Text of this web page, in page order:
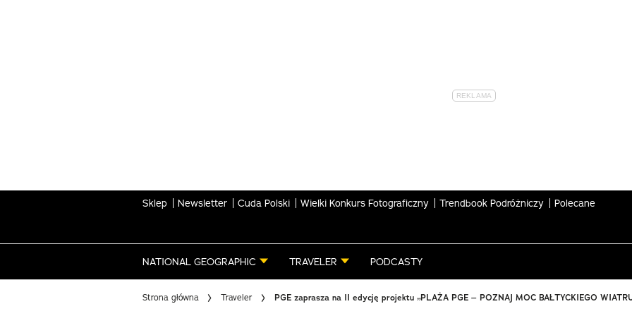
Sklep Newsletter Cuda Polski Wielki Konkurs Fotograficzny Trendbook Podróżniczy Polecane
NATIONAL GEOGRAPHIC TRAVELER PODCASTY
Strona główna Traveler PGE zaprasza na II edycję projektu „PLAŻA PGE – POZNAJ MOC BAŁTYCKIEGO